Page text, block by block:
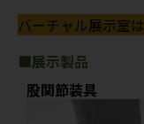
バーチャル展示室
■展示製品
股関節装具